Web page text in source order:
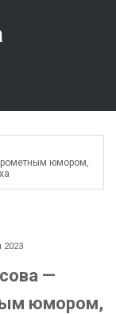
юмором,
2023
—
юмором,